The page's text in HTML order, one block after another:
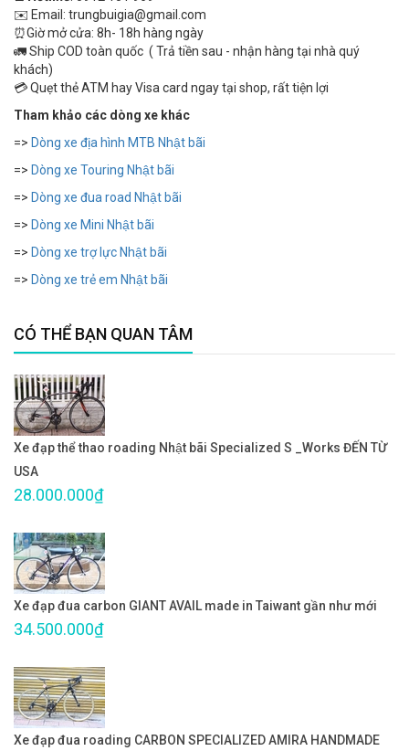
✉️ Email: trungbuigia@gmail.com
⏰Giờ mở cửa: 8h- 18h hàng ngày
🚛 Ship COD toàn quốc ( Trả tiền sau - nhận hàng tại nhà quý
khách)
💳 Quẹt thẻ ATM hay Visa card ngay tại shop, rất tiện lợi
Tham khảo các dòng xe khác
=> Dòng xe địa hình MTB Nhật bãi
=> Dòng xe Touring Nhật bãi
=> Dòng xe đua road Nhật bãi
=> Dòng xe Mini Nhật bãi
=> Dòng xe trợ lực Nhật bãi
=> Dòng xe trẻ em Nhật bãi
CÓ THỂ BẠN QUAN TÂM
Xe đạp thể thao roading Nhật bãi Specialized S _Works ĐẾN TỪ
USA
28.000.000₫
Xe đạp đua carbon GIANT AVAIL made in Taiwant gần như mới
34.500.000₫
Xe đạp đua roading CARBON SPECIALIZED AMIRA HANDMADE